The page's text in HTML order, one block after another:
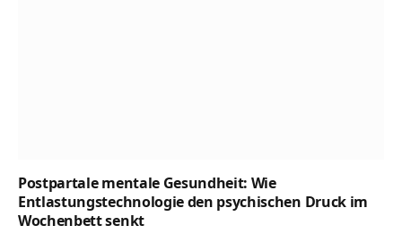
Postpartale mentale Gesundheit: Wie
Entlastungstechnologie den psychischen Druck im
Wochenbett senkt